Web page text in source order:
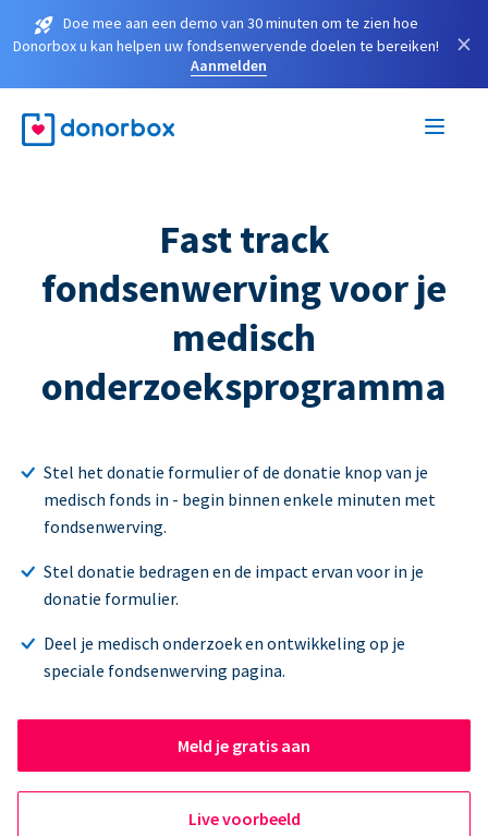
Doe mee aan een demo van 30 minuten om te zien hoe
Donorbox u kan helpen uw fondsenwervende doelen te bereiken!
Aanmelden
×
Fast track
fondsenwerving voor je
medisch
onderzoeksprogramma
Stel het donatie formulier of de donatie knop van je
medisch fonds in - begin binnen enkele minuten met
fondsenwerving.
Stel donatie bedragen en de impact ervan voor in je
donatie formulier.
Deel je medisch onderzoek en ontwikkeling op je
speciale fondsenwerving pagina.
Meld je gratis aan
Live voorbeeld